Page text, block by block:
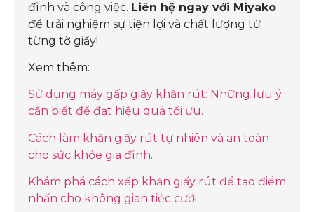
đình và công việc. Liên hệ ngay với Miyako
để trải nghiệm sự tiện lợi và chất lượng từ
từng tờ giấy!
Xem thêm:
Sử dụng máy gấp giấy khăn rút: Những lưu ý
cần biết để đạt hiệu quả tối ưu.
Cách làm khăn giấy rút tự nhiên và an toàn
cho sức khỏe gia đình.
Khám phá cách xếp khăn giấy rút để tạo điểm
nhấn cho không gian tiệc cưới.